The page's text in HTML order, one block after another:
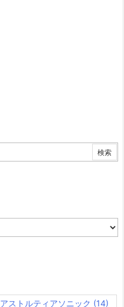
アストルティアソニック (14)